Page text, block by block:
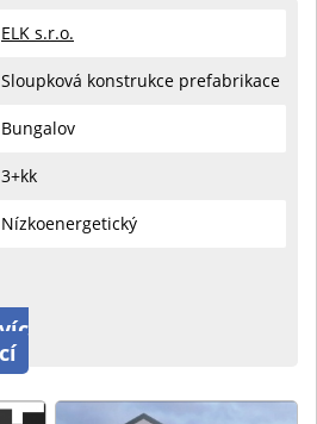
ELK s.r.o.
Sloupková konstrukce prefabrikace
Bungalov
3+kk
Nízkoenergetický